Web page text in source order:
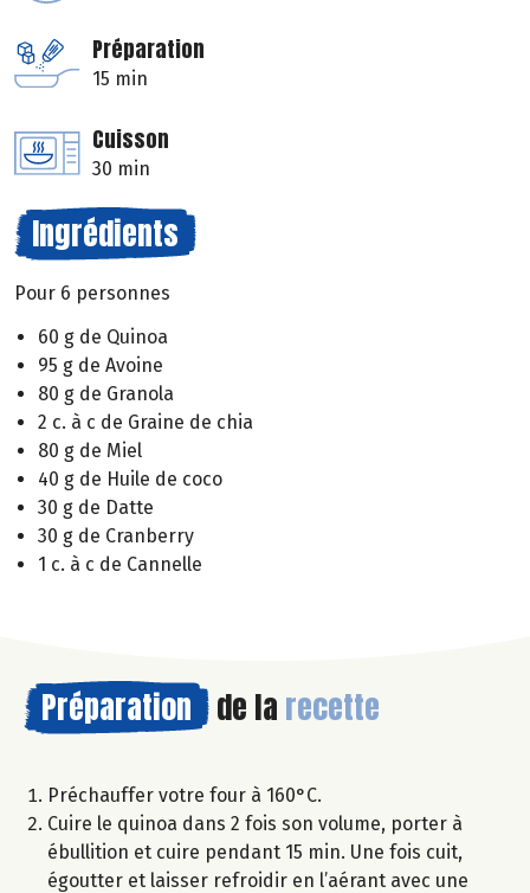
Préparation
15 min
Cuisson
30 min
Ingrédients
Pour 6 personnes
60 g de Quinoa
95 g de Avoine
80 g de Granola
2 c. à c de Graine de chia
80 g de Miel
40 g de Huile de coco
30 g de Datte
30 g de Cranberry
1 c. à c de Cannelle
Préparation de la recette
Préchauffer votre four à 160°C.
Cuire le quinoa dans 2 fois son volume, porter à
ébullition et cuire pendant 15 min. Une fois cuit,
égoutter et laisser refroidir en l’aérant avec une